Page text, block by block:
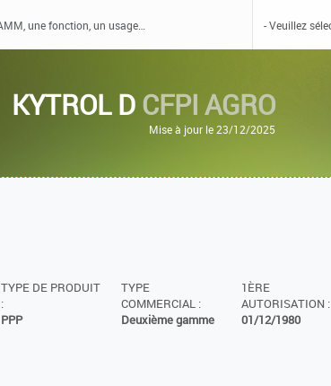
KYTROL DCFPI AGRO
Mise à jour le 23/12/2025
TYPE DE PRODUIT
:
PPP
TYPE
COMMERCIAL :
Deuxième gamme
1ÈRE
AUTORISATION :
01/12/1980